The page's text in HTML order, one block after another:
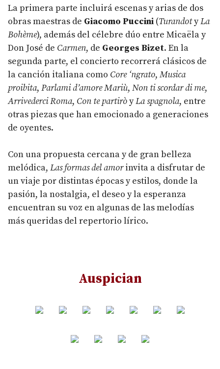
La primera parte incluirá escenas y arias de dos
obras maestras de Giacomo Puccini (TurandotyLa
Bohème), además del célebre dúo entre Micaëla y
Don José de Carmen, de Georges Bizet. En la
segunda parte, el concierto recorrerá clásicos de
la canción italiana como Core ‘ngrato, Musica
proibita, Parlami d’amore Mariù, Non ti scordar di me,
Arrivederci Roma, Con te partiròyLa spagnola, entre
otras piezas que han emocionado a generaciones
de oyentes.
Con una propuesta cercana y de gran belleza
melódica, Las formas del amorinvita a disfrutar de
un viaje por distintas épocas y estilos, donde la
pasión, la nostalgia, el deseo y la esperanza
encuentran su voz en algunas de las melodías
más queridas del repertorio lírico.
Auspician